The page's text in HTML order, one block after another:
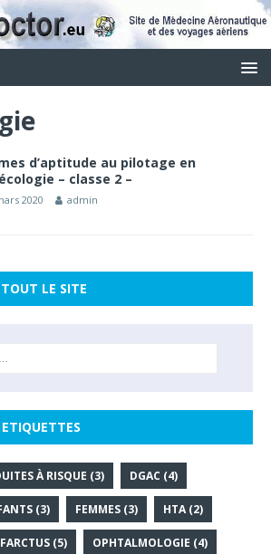
d’aptitude au pilotage en
– classe 2 –
2020 admin
TOUT LE SITE
ETIQUETTES
À RISQUE (3) DGAC (4)
(3) FEMMES (3) HTA (2)
(5) OPHTALMOLOGIE (4)